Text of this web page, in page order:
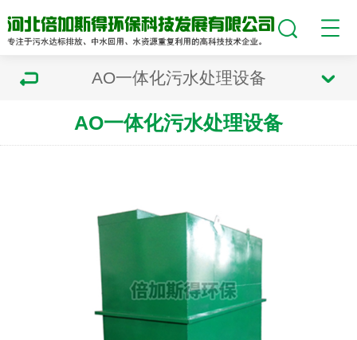
AO一体化污水处理设备
AO一体化污水处理设备